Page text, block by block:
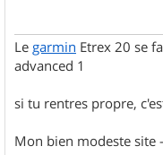
Le garmin Etrex 20 se
advanced 1
si tu rentres propre,
Mon bien modeste